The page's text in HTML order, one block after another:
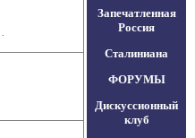
Запечатленная
Россия
Сталиниана
ФОРУМЫ
Дискуссионный
клуб